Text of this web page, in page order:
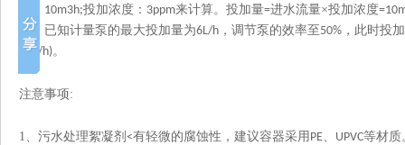
10m3h;投加浓度： 3ppm来计算。投加量=进水流量×投加浓度
节：已知计量泵的最大投加量为6L/h ，调节泵的效率至 50% ，此时投
30g/h)。
注意事项:
1、污水处理絮凝剂 <有轻微的腐蚀性，建议容器采用 PE、 UPVC等材质